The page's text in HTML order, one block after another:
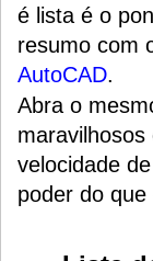
é lista é o
resumo com
AutoCAD.
Abra o
velocidade
poder do